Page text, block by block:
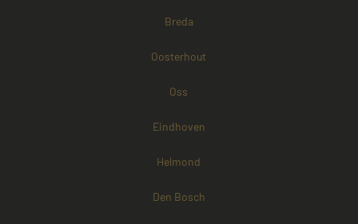
Breda
Oosterhout
Oss
Eindhoven
Helmond
Den Bosch